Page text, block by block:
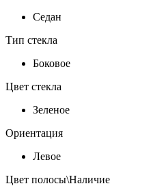
Седан
Тип стекла
Боковое
Цвет стекла
Зеленое
Ориентация
Левое
Цвет полосы\Наличие